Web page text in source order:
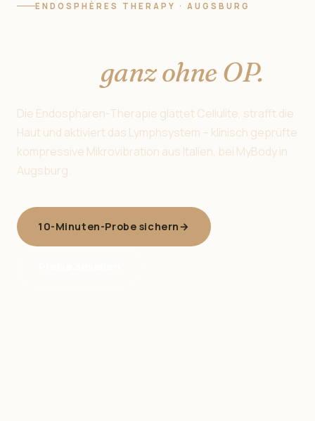
ENDOSPHÈRES THERAPY · AUGSBURG
ganz ohne OP.
Die Endosphären-Therapie glättet Cellulite, strafft die
Haut und aktiviert das Lymphsystem – klinisch geprüfte
kompressive Mikrovibration aus Italien, bei MyBody in
Augsburg.
10-Minuten-Probe sichern→